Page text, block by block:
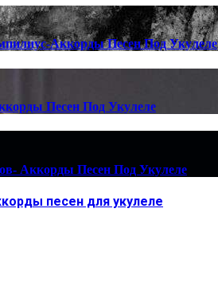
Аккорды Песен Под Укулеле
Песен Под Укулеле
Аккорды Песен Под Укулеле
песен для укулеле